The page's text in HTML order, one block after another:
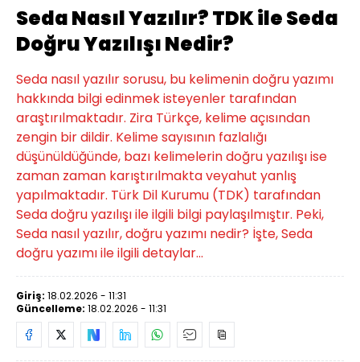
Seda Nasıl Yazılır? TDK ile Seda
Doğru Yazılışı Nedir?
Seda nasıl yazılır sorusu, bu kelimenin doğru yazımı
hakkında bilgi edinmek isteyenler tarafından
araştırılmaktadır. Zira Türkçe, kelime açısından
zengin bir dildir. Kelime sayısının fazlalığı
düşünüldüğünde, bazı kelimelerin doğru yazılışı ise
zaman zaman karıştırılmakta veyahut yanlış
yapılmaktadır. Türk Dil Kurumu (TDK) tarafından
Seda doğru yazılışı ile ilgili bilgi paylaşılmıştır. Peki,
Seda nasıl yazılır, doğru yazımı nedir? İşte, Seda
doğru yazımı ile ilgili detaylar...
Giriş: 18.02.2026 - 11:31
Güncelleme: 18.02.2026 - 11:31